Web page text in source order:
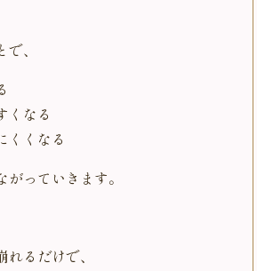
、
くなる
くくなる
がっていきます。
れるだけで、